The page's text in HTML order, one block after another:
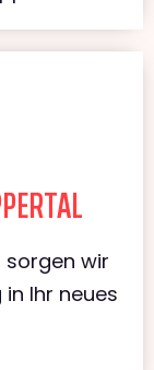
sorgen wir
Ihr neues